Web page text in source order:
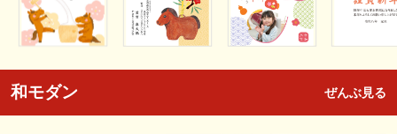
和モダン ぜんぶ見る